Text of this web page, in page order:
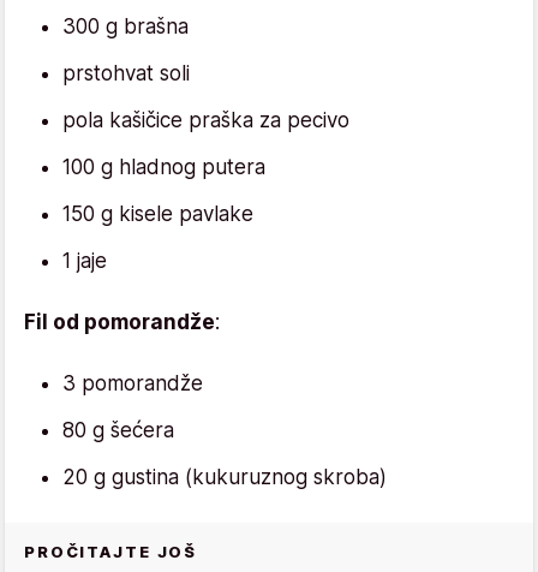
300 g brašna
prstohvat soli
pola kašičice praška za pecivo
100 g hladnog putera
150 g kisele pavlake
1 jaje
Fil od pomorandže:
3 pomorandže
80 g šećera
20 g gustina (kukuruznog skroba)
PROČITAJTE JOŠ